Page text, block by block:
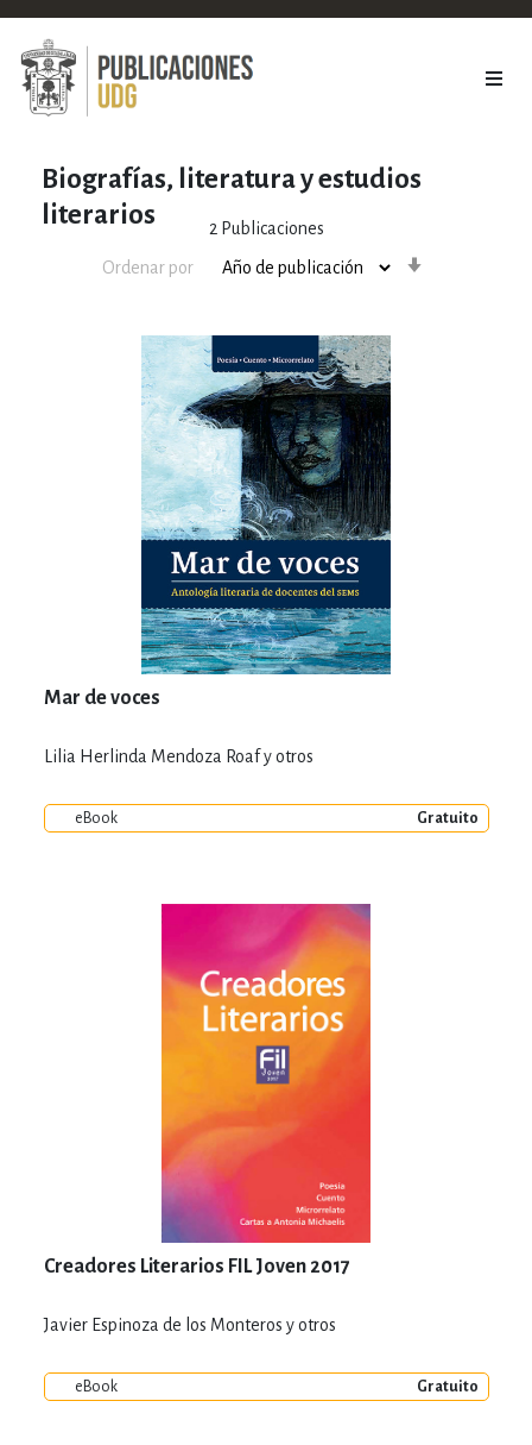
Biografías, literatura y estudios
literarios
2 Publicaciones
Ordenar por
Mar de voces
Lilia Herlinda Mendoza Roaf y otros
eBook Gratuito
Creadores Literarios FIL Joven 2017
Javier Espinoza de los Monteros y otros
eBook Gratuito